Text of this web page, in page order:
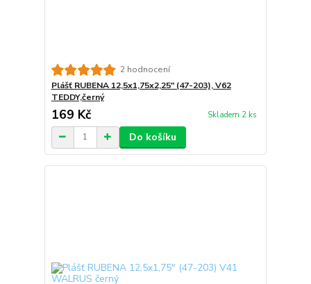
2 hodnocení
Plášť RUBENA 12,5x1,75x2,25" (47-203), V62
TEDDY,černý
169 Kč Skladem 2 ks
Do košíku